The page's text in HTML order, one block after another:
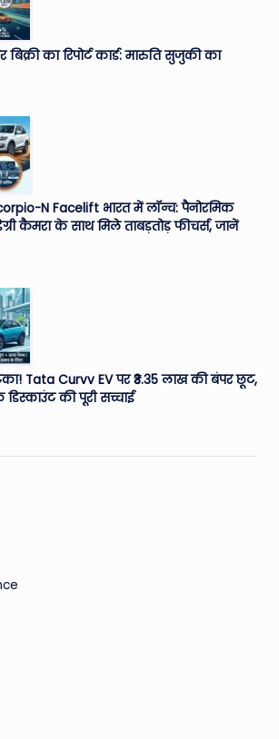
का रिपोर्ट कार्ड: मारुति सुजुकी का
N Facelift भारत में लॉन्च: पैनोरमिक
कैमरा के साथ मिले ताबड़तोड़ फीचर्स, जानें
Tata Curvv EV पर ₹3.35 लाख की बंपर छूट,
की पूरी सच्चाई